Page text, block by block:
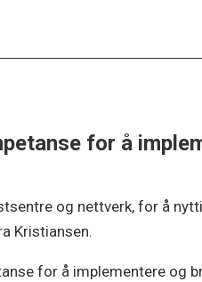
for å
og nettverk, for å
Kristiansen.
for å implementere og